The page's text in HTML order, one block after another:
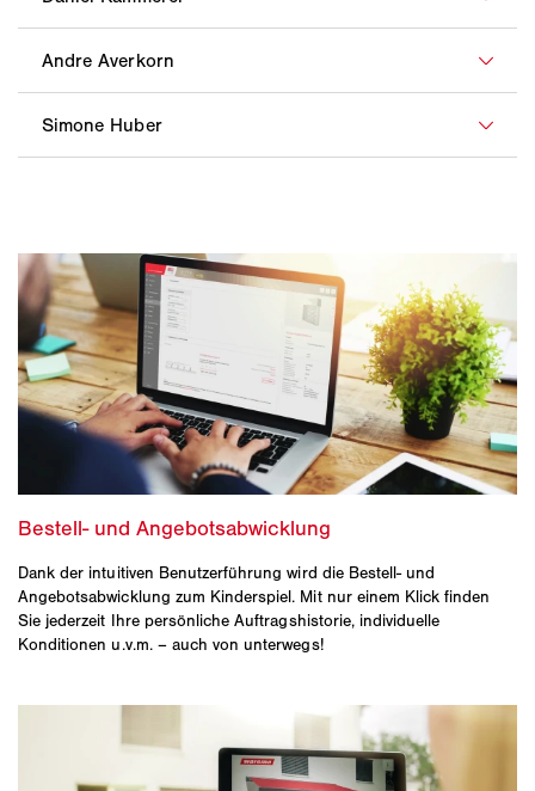
Dank der intuitiven Benutzerführung wird die Bestell- und
Angebotsabwicklung zum Kinderspiel. Mit nur einem Klick finden
Sie jederzeit Ihre persönliche Auftragshistorie, individuelle
Konditionen u.v.m. – auch von unterwegs!